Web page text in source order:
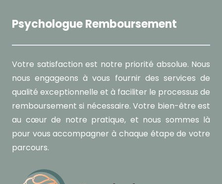
Psychologue Remboursement
Votre satisfaction est notre priorité absolue. Nous
nous engageons à vous fournir des services de
qualité exceptionnelle et à faciliter le processus de
remboursement si nécessaire. Votre bien-être est
au cœur de notre pratique, et nous sommes là
pour vous accompagner à chaque étape de votre
parcours.